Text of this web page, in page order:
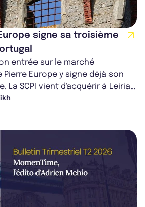
signe sa troisième
entrée sur le marché
Europe y signe déjà son
La SCPI vient d'acquérir à Leiria,
un établis...